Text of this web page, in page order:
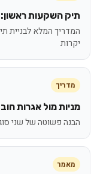
תיק השקעות ראשון:
המדריך המלא לבניית
יקרות
מדריך
מניות מול אגרות
הבנה פשוטה של שני
מאמר